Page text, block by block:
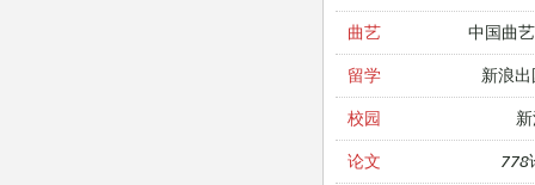
曲艺 中国曲
留学 新浪
校园
论文 778